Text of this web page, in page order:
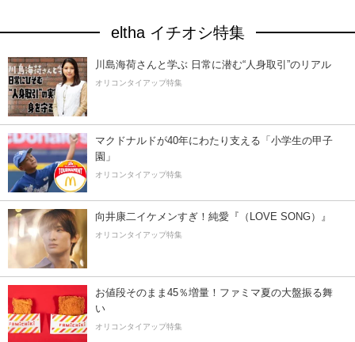
eltha イチオシ特集
川島海荷さんと学ぶ 日常に潜む“人身取引”のリアル
オリコンタイアップ特集
マクドナルドが40年にわたり支える「小学生の甲子
園」
オリコンタイアップ特集
向井康二イケメンすぎ！純愛『（LOVE SONG）』
オリコンタイアップ特集
お値段そのまま45％増量！ファミマ夏の大盤振る舞
い
オリコンタイアップ特集